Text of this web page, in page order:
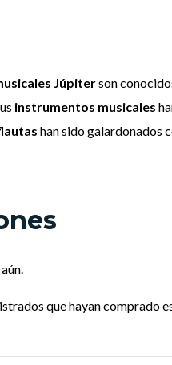
Júpiterson
instrumentos musicales
han sido galardonados
que hayan comprado